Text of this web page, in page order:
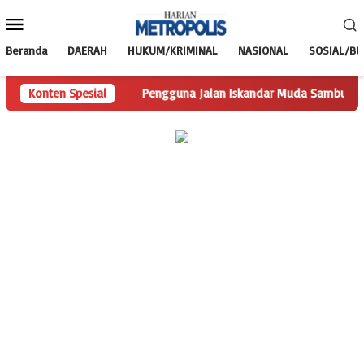
ke
Mobile
Beranda DAERAH HUKUM/KRIMINAL NASIONAL SOSIAL/
Konten SpesialPengguna Jalan Iskandar Muda Sambut Positif